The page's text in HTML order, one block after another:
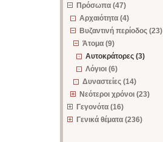
Πρόσωπα (47)
Αρχαιότητα (4)
Βυζαντινή περίοδος (23)
Άτομα (9)
Αυτοκράτορες (3)
Λόγιοι (6)
Δυναστείες (14)
Νεότεροι χρόνοι (23)
Γεγονότα (16)
Γενικά θέματα (236)